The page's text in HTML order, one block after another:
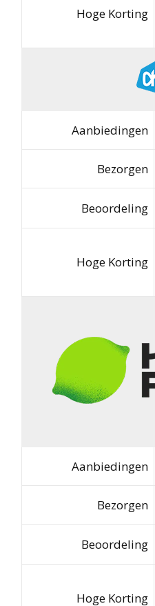
Hoge Korting
Aanbiedingen
Bezorgen
Beoordeling
Hoge Korting
Aanbiedingen
Bezorgen
Beoordeling
Hoge Korting